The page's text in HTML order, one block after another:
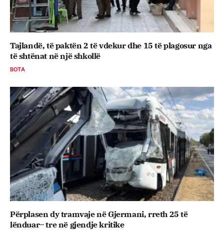
Tajlandë, të paktën 2 të vdekur dhe 15 të plagosur nga
të shtënat në një shkollë
BOTA
Përplasen dy tramvaje në Gjermani, rreth 25 të
lënduar– tre në gjendje kritike